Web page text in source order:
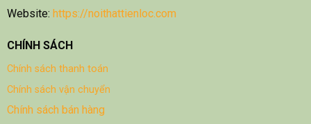
Website: https://noithattienloc.com
CHÍNH SÁCH
Chính sách thanh toán
Chính sách vận chuyển
Chính sách bán hàng